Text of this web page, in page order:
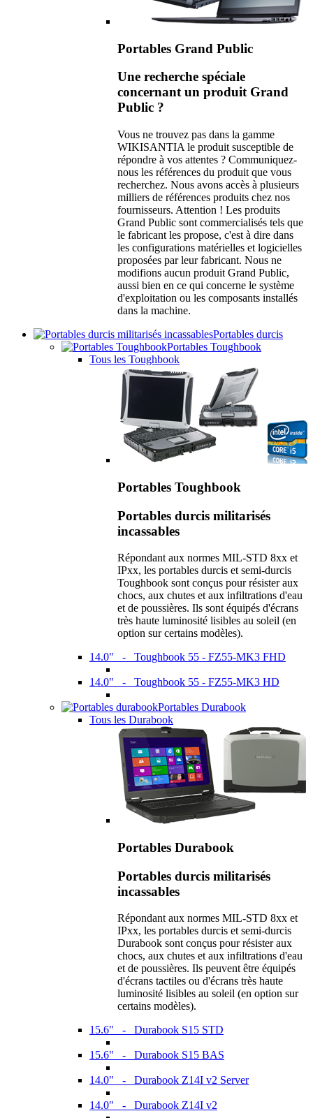
Portables Grand Public
Une recherche spéciale
concernant un produit Grand
Public ?
Vous ne trouvez pas dans la gamme
WIKISANTIA le produit susceptible de
répondre à vos attentes ? Communiquez-
nous les références du produit que vous
recherchez. Nous avons accès à plusieurs
milliers de références produits chez nos
fournisseurs. Attention ! Les produits
Grand Public sont commercialisés tels que
le fabricant les propose, c'est à dire dans
les configurations matérielles et logicielles
proposées par leur fabricant. Nous ne
modifions aucun produit Grand Public,
aussi bien en ce qui concerne le système
d'exploitation ou les composants installés
dans la machine.
Portables durcis
Portables Toughbook
Tous les Toughbook
Portables Toughbook
Portables durcis militarisés
incassables
Répondant aux normes MIL-STD 8xx et
IPxx, les portables durcis et semi-durcis
Toughbook sont conçus pour résister aux
chocs, aux chutes et aux infiltrations d'eau
et de poussières. Ils sont équipés d'écrans
très haute luminosité lisibles au soleil (en
option sur certains modèles).
14.0" - Toughbook 55 - FZ55-MK3 FHD
14.0" - Toughbook 55 - FZ55-MK3 HD
Portables Durabook
Tous les Durabook
Portables Durabook
Portables durcis militarisés
incassables
Répondant aux normes MIL-STD 8xx et
IPxx, les portables durcis et semi-durcis
Durabook sont conçus pour résister aux
chocs, aux chutes et aux infiltrations d'eau
et de poussières. Ils peuvent être équipés
d'écrans tactiles ou d'écrans très haute
luminosité lisibles au soleil (en option sur
certains modèles).
15.6" - Durabook S15 STD
15.6" - Durabook S15 BAS
14.0" - Durabook Z14I v2 Server
14.0" - Durabook Z14I v2